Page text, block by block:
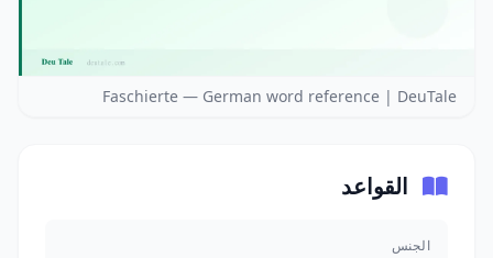
Faschierte — German word reference | DeuTale
القواعد
الجنس